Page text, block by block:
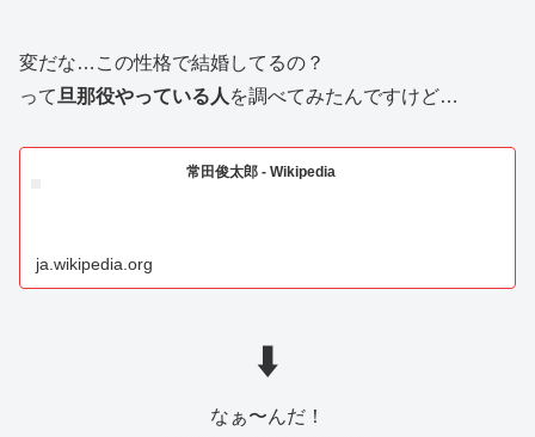
変だな…この性格で結婚してるの？
って旦那役やっている人 を調べてみたんですけど…
常田俊太郎 - Wikipedia
ja.wikipedia.org
⬇️
なぁ〜んだ！